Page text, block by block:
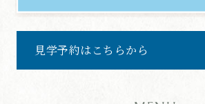
見学予約はこちらから